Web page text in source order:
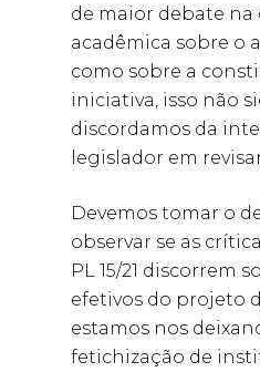
de maior debate
acadêmica sobre o
como sobre a
iniciativa, isso não
discordamos da
legislador em
Devemos tomar o
observar se as
PL 15/21 discorrem
efetivos do projeto
estamos nos
fetichização de